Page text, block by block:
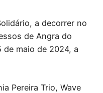
a decorrer no
de Angra do
maio de 2024, a
Pereira Trio, Wave